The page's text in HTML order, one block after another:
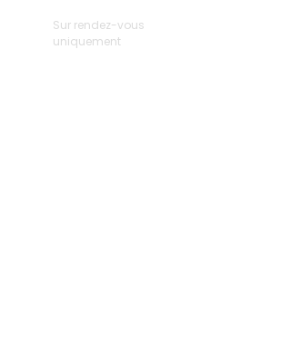
Sur rendez-vous
uniquement